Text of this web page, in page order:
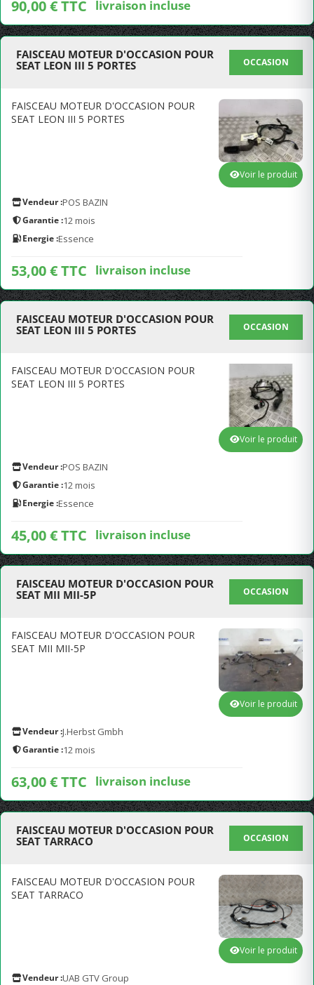
90,00 € TTC livraison incluse
FAISCEAU MOTEUR D'OCCASION POUR
SEAT LEON III 5 PORTES
OCCASION
FAISCEAU MOTEUR D'OCCASION POUR
SEAT LEON III 5 PORTES
Vendeur :POS BAZIN
Garantie :12 mois
Energie :Essence
53,00 € TTC livraison incluse
Voir le produit
FAISCEAU MOTEUR D'OCCASION POUR
SEAT LEON III 5 PORTES
OCCASION
FAISCEAU MOTEUR D'OCCASION POUR
SEAT LEON III 5 PORTES
Vendeur :POS BAZIN
Garantie :12 mois
Energie :Essence
45,00 € TTC livraison incluse
Voir le produit
FAISCEAU MOTEUR D'OCCASION POUR
SEAT MII MII-5P
OCCASION
FAISCEAU MOTEUR D'OCCASION POUR
SEAT MII MII-5P
Vendeur :J.Herbst Gmbh
Garantie :12 mois
63,00 € TTC livraison incluse
Voir le produit
FAISCEAU MOTEUR D'OCCASION POUR
SEAT TARRACO
OCCASION
FAISCEAU MOTEUR D'OCCASION POUR
SEAT TARRACO
Vendeur :UAB GTV Group
Voir le produit